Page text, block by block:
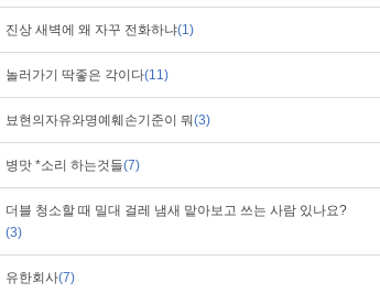
진상 새벽에 왜 자꾸 전화하냐(1)
놀러가기 딱좋은 각이다(11)
뵤현의자유와명예훼손기준이 뭐(3)
병맛 *소리 하는것들(7)
더블 청소할 때 밀대 걸레 냄새 맡아보고 쓰는 사람 있나요?
(3)
유한회사(7)